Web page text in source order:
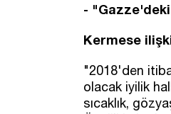
-
Kermese
"2018'den
olacak iyilik
sıcaklık,